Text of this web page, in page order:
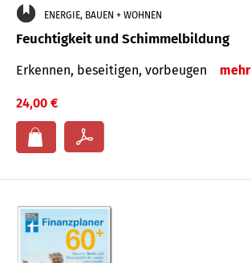
ENERGIE, BAUEN + WOHNEN
Feuchtigkeit und Schimmelbildung
Erkennen, beseitigen, vorbeugen mehr
24,00 €